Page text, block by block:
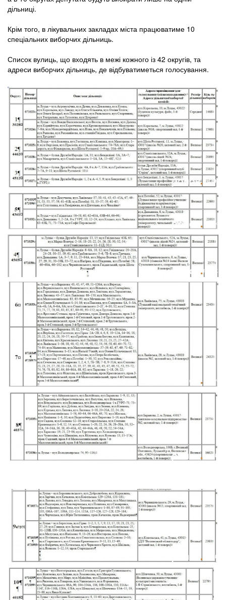
дільниці.
Крім того, в лікувальних закладах міста працюватиме 10
спеціальних виборчих дільниць.
Список вулиць, що входять в межі кожного із 42 округів, та
адреси виборчих дільниць, де відбуватиметься голосування.